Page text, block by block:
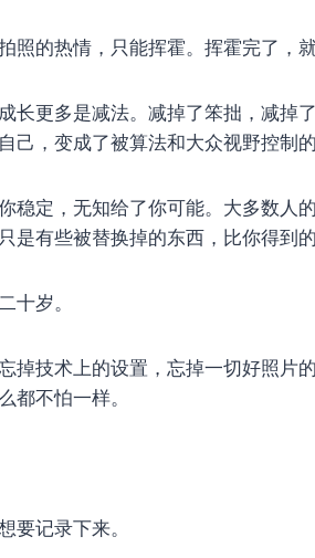
的热情，只能挥霍。挥霍完了，就
长更多是减法。减掉了笨拙，减掉
，变成了被算法和大众视野控制的
稳定，无知给了你可能。大多数人
有些被替换掉的东西，比你得到的
十岁。
掉技术上的设置，忘掉一切好照片
都不怕一样。
要记录下来。